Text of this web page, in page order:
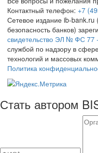
Контактный телефон: +7
Сетевое издание ib-
безопасность банков)
свидетельство ЭЛ № ФС 77
службой по надзору в
технологий и массовых
Политика
Стать автором